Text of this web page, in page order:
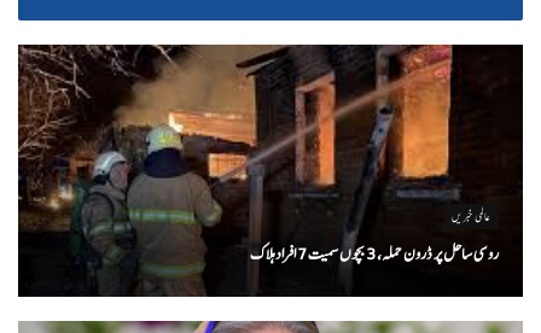
عالمی خبریں
روسی ساحل پر ڈرون حملہ، 3 بچوں سمیت 7 افراد ہلاک